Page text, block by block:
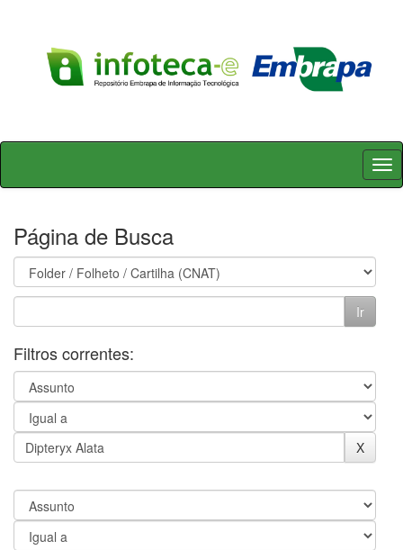
Skip
Página de Busca
Filtros correntes: